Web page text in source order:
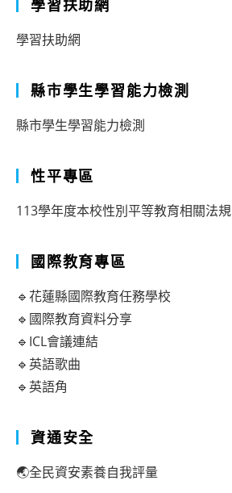
學習扶助網
學習扶助網
縣市學生學習能力檢測
縣市學生學習能力檢測
性平專區
113學年度本校性別平等教育相關法規
國際教育專區
🔹花蓮縣國際教育任務學校
🔹國際教育資料分享
🔹ICL會議連結
🔹英語歌曲
🔹英語角
資通安全
🌏全民資安素養自我評量